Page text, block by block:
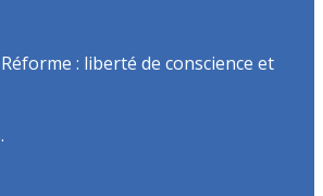
: liberté de conscience et